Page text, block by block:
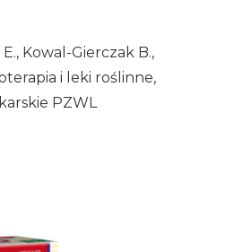
Kowal-Gierczak B.,
i leki roślinne,
PZWL